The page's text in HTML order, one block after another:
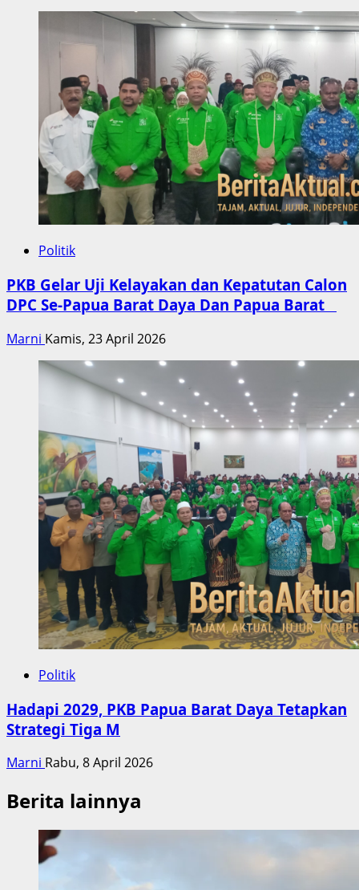
Politik
PKB Gelar Uji Kelayakan dan Kepatutan Calon
DPC Se-Papua Barat Daya Dan Papua Barat
Marni Kamis, 23 April 2026
Politik
Hadapi 2029, PKB Papua Barat Daya Tetapkan
Strategi Tiga M
Marni Rabu, 8 April 2026
Berita lainnya